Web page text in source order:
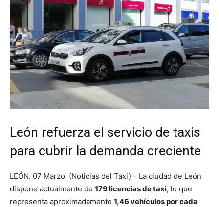
León refuerza el servicio de taxis
para cubrir la demanda creciente
LEÓN. 07 Marzo. (Noticias del Taxi) – La ciudad de León
dispone actualmente de 179 licencias de taxi, lo que
representa aproximadamente 1,46 vehículos por cada